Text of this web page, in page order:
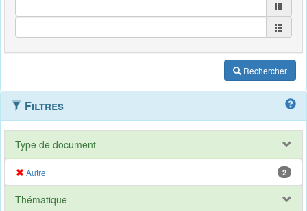
Rechercher
Filtres
Type de document
Autre 2
Thématique